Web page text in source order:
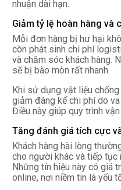
nhuận dài hạn.
Giảm tỷ lệ hoàn hàng và
Mỗi đơn hàng bị hư hại
còn phát sinh chi phí
và chăm sóc khách hàng.
sẽ bị bào mòn rất nhanh.
Khi sử dụng vật liệu
giảm đáng kể chi phí do
Điều này giúp quy trình vận
Tăng đánh giá tích cực
Khách hàng hài lòng
cho người khác và tiếp tục
Những tín hiệu này có giá
online, nơi niềm tin là yếu